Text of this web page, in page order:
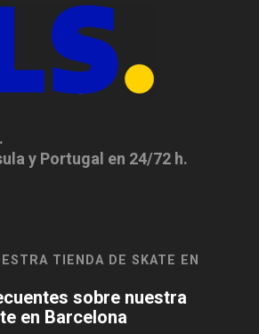
y Portugal en 24/72 h.
TIENDA DE SKATE EN
sobre nuestra
en Barcelona